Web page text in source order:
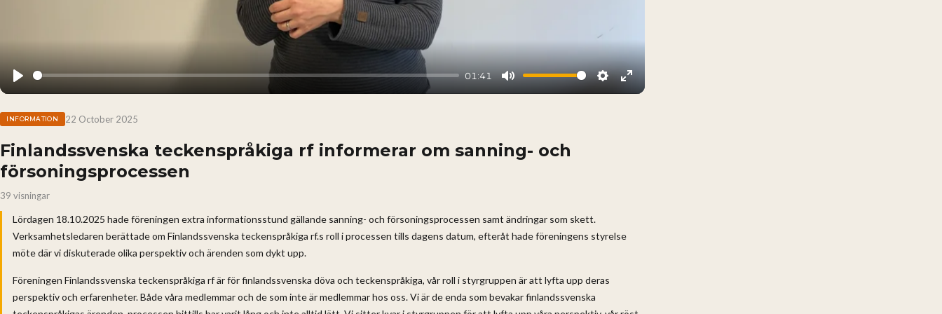
Play
01:41
Mute Settings
Enter
INFORMATION 22 October 2025
Finlandssvenska teckenspråkiga rf informerar om sanning- och
försoningsprocessen
39 visningar
Lördagen 18.10.2025 hade föreningen extra informationsstund gällande sanning- och försoningsprocessen samt ändringar som skett.
Verksamhetsledaren berättade om Finlandssvenska teckenspråkiga rf.s roll i processen tills dagens datum, efteråt hade föreningens styrelse
möte där vi diskuterade olika perspektiv och ärenden som dykt upp.
Föreningen Finlandssvenska teckenspråkiga rf är för finlandssvenska döva och teckenspråkiga, vår roll i styrgruppen är att lyfta upp deras
perspektiv och erfarenheter. Både våra medlemmar och de som inte är medlemmar hos oss. Vi är de enda som bevakar finlandssvenska